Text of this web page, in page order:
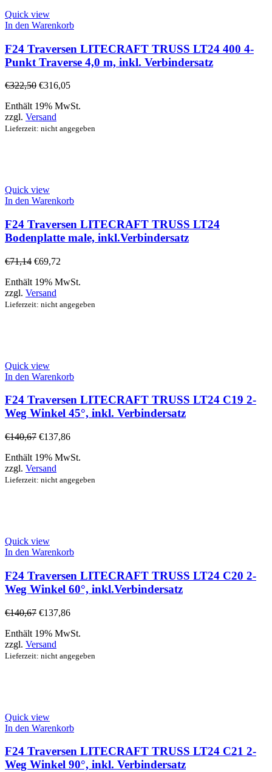
Quick view
In den Warenkorb
F24 Traversen LITECRAFT TRUSS LT24 400 4-
Punkt Traverse 4,0 m, inkl. Verbindersatz
€322,50 €316,05
Enthält 19% MwSt.
zzgl. Versand
Lieferzeit: nicht angegeben
Quick view
In den Warenkorb
F24 Traversen LITECRAFT TRUSS LT24
Bodenplatte male, inkl.Verbindersatz
€71,14 €69,72
Enthält 19% MwSt.
zzgl. Versand
Lieferzeit: nicht angegeben
Quick view
In den Warenkorb
F24 Traversen LITECRAFT TRUSS LT24 C19 2-
Weg Winkel 45°, inkl. Verbindersatz
€140,67 €137,86
Enthält 19% MwSt.
zzgl. Versand
Lieferzeit: nicht angegeben
Quick view
In den Warenkorb
F24 Traversen LITECRAFT TRUSS LT24 C20 2-
Weg Winkel 60°, inkl.Verbindersatz
€140,67 €137,86
Enthält 19% MwSt.
zzgl. Versand
Lieferzeit: nicht angegeben
Quick view
In den Warenkorb
F24 Traversen LITECRAFT TRUSS LT24 C21 2-
Weg Winkel 90°, inkl. Verbindersatz